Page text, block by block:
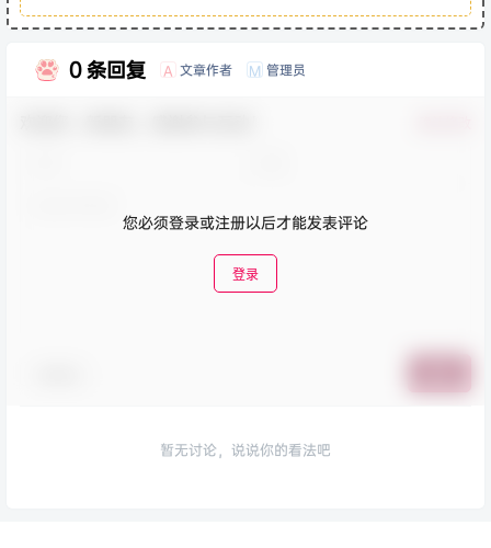
0 条回复 A 文章作者 M 管理员
您必须登录或注册以后才能发表评论
登录
暂无讨论，说说你的看法吧